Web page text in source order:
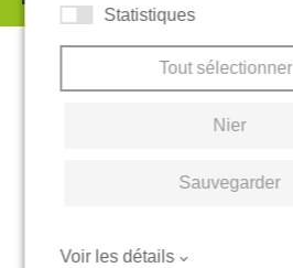
Statistiques
Tout sélectionner
Nier
Sauvegarder
Voir les détails